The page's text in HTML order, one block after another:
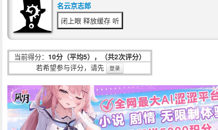
名云京志郎
闭上眼 释放缓存 听
当前得分： 10分（平均5），（共2次评分）
若希望参与评分，请先
登录